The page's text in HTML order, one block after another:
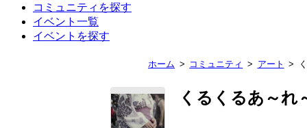
コミュニティを探す
イベント一覧
イベントを探す
ホーム コミュニティ アート
くるくるあ～れ